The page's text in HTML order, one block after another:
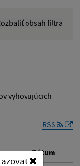
obsah filtra
vyhovujúcich
RSS
Dátum